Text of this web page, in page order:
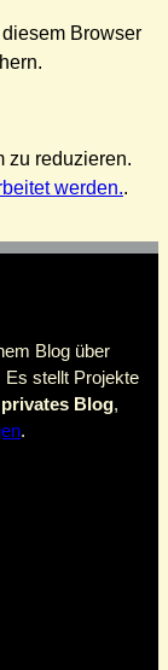
Browser
zu reduzieren.
werden..
Blog über
Es stellt Projekte
privates Blog,
.